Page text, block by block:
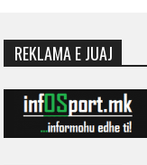
REKLAMA E JUAJ